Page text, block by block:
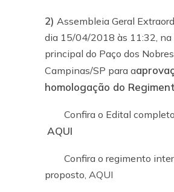
2) Assembleia Geral
dia 15/04/2018 às 11:32, na
principal do Paço dos
Campinas/SP para a
homologação do
Confira o Edital
AQUI
Confira o regimento
proposto, AQUI